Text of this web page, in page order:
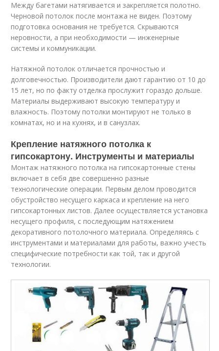
Между багетами натягивается и закрепляется полотно.
Черновой потолок после монтажа не виден. Поэтому
подготовка основания не требуется. Скрываются
неровности, а при необходимости — инженерные
системы и коммуникации.
Натяжной потолок отличается прочностью и
долговечностью. Производители дают гарантию от 10 до
15 лет, но по факту отделка прослужит гораздо дольше.
Материалы выдерживают высокую температуру и
влажность. Поэтому потолки монтируют не только в
комнатах, но и на кухнях, и в санузлах.
Крепление натяжного потолка к
гипсокартону. Инструменты и материалы
Монтаж натяжного потолка на гипсокартонные стены
включает в себя две совершенно разные
технологические операции. Первым делом проводится
обустройство несущего каркаса и крепление на него
гипсокартонных листов. Далее осуществляется установка
несущего профиля, с последующим натяжением
декоративного потолочного материала. Определяясь с
инструментами и материалами для работы, важно учесть
специфические потребности как той, так и другой
технологии.